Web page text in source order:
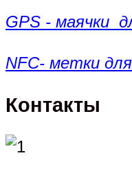
GPS - маячки
NFC- метки
Контакты